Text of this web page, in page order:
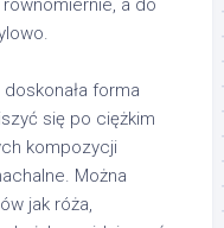
forma
się po ciężkim
kompozycji
Można
jak róża,